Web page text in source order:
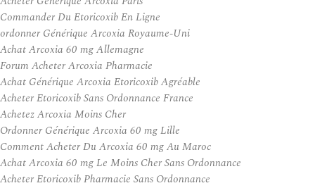
Commander Du Etoricoxib En Ligne
ordonner Générique Arcoxia Royaume-Uni
Achat Arcoxia 60 mg Allemagne
Forum Acheter Arcoxia Pharmacie
Achat Générique Arcoxia Etoricoxib Agréable
Acheter Etoricoxib Sans Ordonnance France
Achetez Arcoxia Moins Cher
Ordonner Générique Arcoxia 60 mg Lille
Comment Acheter Du Arcoxia 60 mg Au Maroc
Achat Arcoxia 60 mg Le Moins Cher Sans Ordonnance
Acheter Etoricoxib Pharmacie Sans Ordonnance